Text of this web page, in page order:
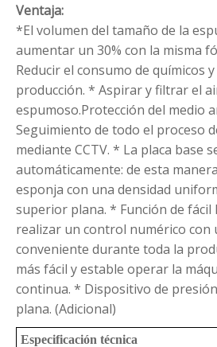
Ventaja:
*El volumen del tamaño de la
aumentar un 30% con la misma
Reducir el consumo de químicos
producción. * Aspirar y filtrar el
espumoso.Protección del medio
Seguimiento de todo el proceso
mediante CCTV. * La placa base
automáticamente: de esta
esponja con una densidad
superior plana. * Función de fácil
realizar un control numérico con
conveniente durante toda la
más fácil y estable operar la
continua. * Dispositivo de
plana. (Adicional)
Especificación técnica